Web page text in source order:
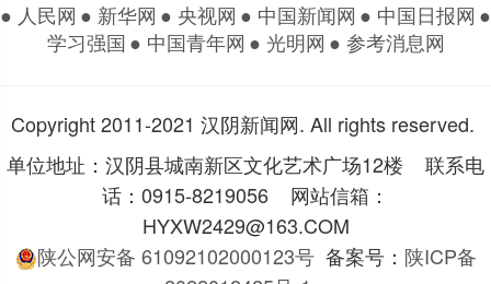
● 人民网 ● 新华网 ● 央视网 ● 中国新闻网 ● 中国日报网 ●
学习强国● 中国青年网 ● 光明网 ● 参考消息网
Copyright 2011-2021 汉阴新闻网. All rights reserved.
单位地址：汉阴县城南新区文化艺术广场12楼 联系电
话：0915-8219056 网站信箱：
HYXW2429@163.COM
陕公网安备 61092102000123号备案号： 陕ICP备